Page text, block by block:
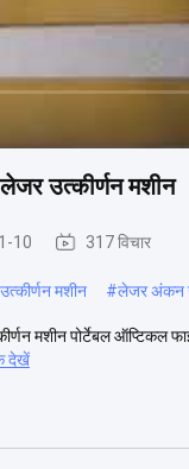
उत्कीर्णन मशीन
10 317 विचार
मशीन #लेजर अंकन
मशीन पोर्टेबल ऑप्टिकल
देखें